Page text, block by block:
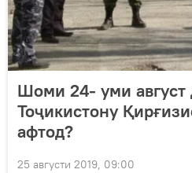
Шоми 24- уми август
Тоҷикистону
афтод?
25 августи 2019, 09:00